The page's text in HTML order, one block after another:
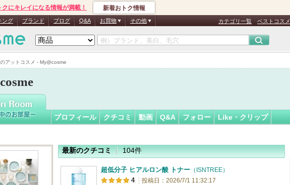
アットコスメ - My@cosme
クにキレイになる情報が満載！ 新着おトク情報
ング ブランド ブログ Q&A お買物 その他 カテゴリ一覧 ベストコスメ
におくんさん
プロフィール クチコミ 動画 Q&A フォロー Like・クリップ
最新のクチコミ 104件
超低分子 ヒアルロン酸 トナー （ISNTREE）
4 投稿日：2026/7/1 11:32:17